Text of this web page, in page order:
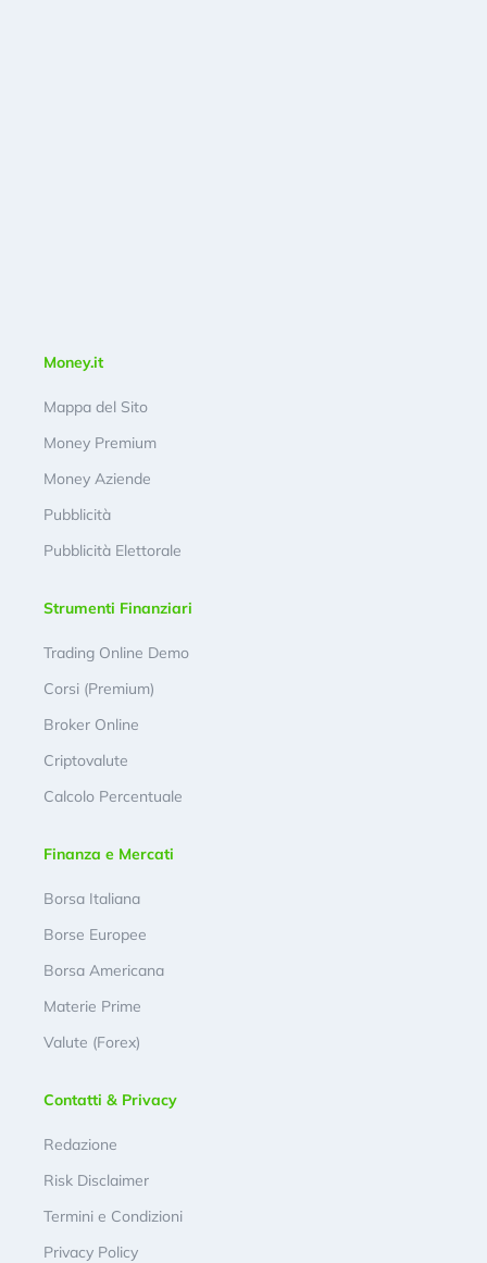
Money.it
Mappa del Sito
Money Premium
Money Aziende
Pubblicità
Pubblicità Elettorale
Strumenti Finanziari
Trading Online Demo
Corsi (Premium)
Broker Online
Criptovalute
Calcolo Percentuale
Finanza e Mercati
Borsa Italiana
Borse Europee
Borsa Americana
Materie Prime
Valute (Forex)
Contatti & Privacy
Redazione
Risk Disclaimer
Termini e Condizioni
Privacy Policy